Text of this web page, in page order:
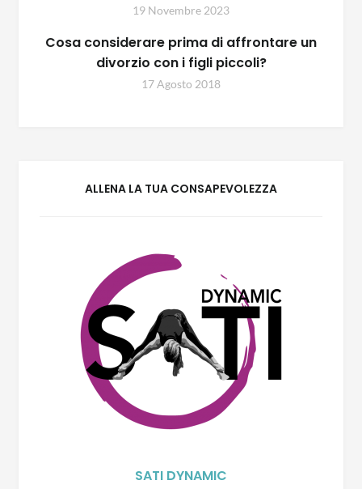
19 Novembre 2023
Cosa considerare prima di affrontare un
divorzio con i figli piccoli?
17 Agosto 2018
ALLENA LA TUA CONSAPEVOLEZZA
SATI DYNAMIC